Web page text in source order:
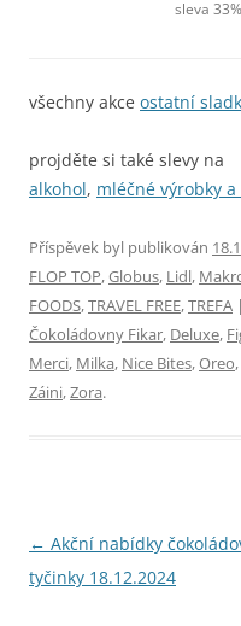
sleva 33%
všechny akce ostatní
projděte si také slevy na
alkohol, mléčné výrobky a
Příspěvek byl publikován
FLOP TOP,Globus, Lidl,
FOODS,TRAVEL FREE,TREFA
Čokoládovny Fikar, Deluxe,
Merci, Milka, Nice Bites,Oreo,
Záini,Zora.
Navigace
pro
← Akční nabídky
tyčinky 18.12.2024